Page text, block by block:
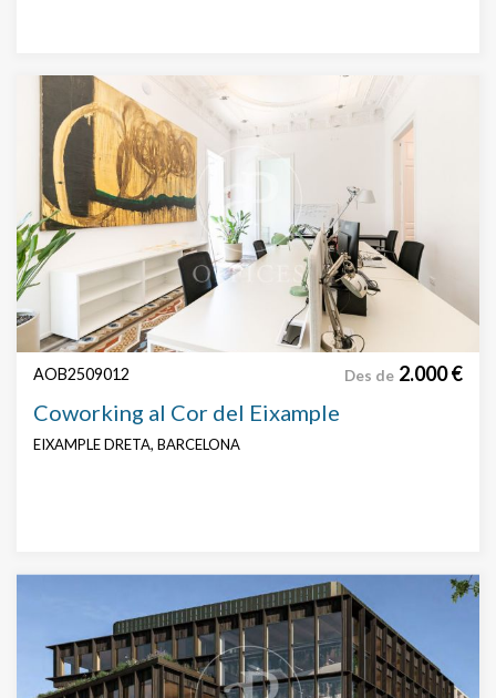
AOB2509012 Des de 2.000 €
Coworking al Cor del Eixample
EIXAMPLE DRETA, BARCELONA
Tècniques i funcionals
Sempre activades
Aquest lloc web utilitza cookies pròpies per recopilar
informació amb la finalitat de millorar els nostres serveis.
Si continua navegant, suposa l'acceptació de la instal·lació
de les mateixes. L'usuari té la possibilitat de configurar el
navegador podent, si així ho desitja, impedir que siguin